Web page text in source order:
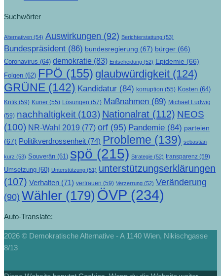
Suchwörter
Alternativen (54) Auswirkungen (92) Berichterstattung (53)
Bundespräsident (86) bundesregierung (67) bürger (66)
Coronavirus (64) demokratie (83) Entscheidung (52) Epidemie (66)
Folgen (62) FPÖ (155) glaubwürdigkeit (124)
GRÜNE (142) Kandidatur (84) korruption (55) Kosten (64)
Kritik (59) Kurier (55) Lösungen (57) Maßnahmen (89) Michael Ludwig
(59) nachhaltigkeit (103) Nationalrat (112) NEOS
(100) NR-Wahl 2019 (77) orf (95) Pandemie (84) parteien
(67) Politikverdrossenheit (74) Probleme (139) sebastian
kurz (53) Souverän (61) spö (215) Strategie (52) transparenz (59)
Umsetzung (60) Unterstützung (51) unterstützungserklärungen
(107) Verhalten (71) vertrauen (59) Verzerrung (52) Veränderung
(90) Wähler (179) ÖVP (234)
Auto-Translate:
2026 © Demokratische Alternative - A 1140 Wien, Nikischgasse
8/13